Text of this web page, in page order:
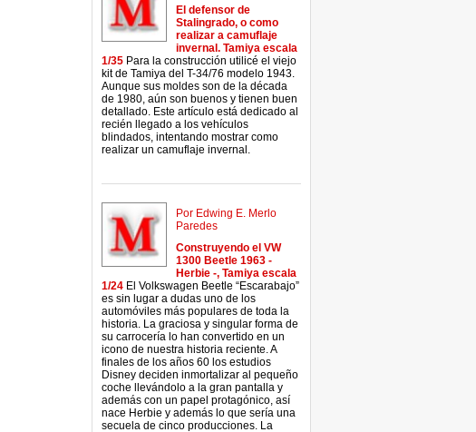
El defensor de
Stalingrado, o como
realizar a camuflaje
invernal. Tamiya escala
1/35 Para la construcción utilicé el viejo
kit de Tamiya del T-34/76 modelo 1943.
Aunque sus moldes son de la década
de 1980, aún son buenos y tienen buen
detallado. Este artículo está dedicado al
recién llegado a los vehículos
blindados, intentando mostrar como
realizar un camuflaje invernal.
Por Edwing E. Merlo
Paredes
Construyendo el VW
1300 Beetle 1963 -
Herbie -, Tamiya escala
1/24 El Volkswagen Beetle “Escarabajo”
es sin lugar a dudas uno de los
automóviles más populares de toda la
historia. La graciosa y singular forma de
su carrocería lo han convertido en un
icono de nuestra historia reciente. A
finales de los años 60 los estudios
Disney deciden inmortalizar al pequeño
coche llevándolo a la gran pantalla y
además con un papel protagónico, así
nace Herbie y además lo que sería una
secuela de cinco producciones. La